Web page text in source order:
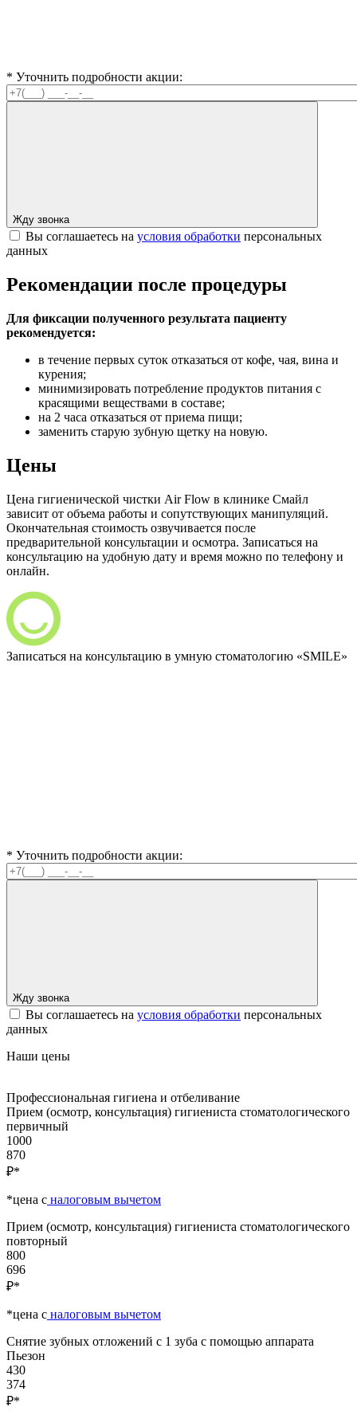
* Уточнить подробности акции:
Жду звонка
Вы соглашаетесь на условия обработки персональных
данных
Рекомендации после процедуры
Для фиксации полученного результата пациенту
рекомендуется:
в течение первых суток отказаться от кофе, чая, вина и
курения;
минимизировать потребление продуктов питания с
красящими веществами в составе;
на 2 часа отказаться от приема пищи;
заменить старую зубную щетку на новую.
Цены
Цена гигиенической чистки Air Flow в клинике Смайл
зависит от объема работы и сопутствующих манипуляций.
Окончательная стоимость озвучивается после
предварительной консультации и осмотра. Записаться на
консультацию на удобную дату и время можно по телефону и
онлайн.
Записаться на консультацию в умную стоматологию «SMILE»
* Уточнить подробности акции:
Жду звонка
Вы соглашаетесь на условия обработки персональных
данных
Наши цены
Профессиональная гигиена и отбеливание
Прием (осмотр, консультация) гигиениста стоматологического
первичный
1000
870
₽*
*цена c налоговым вычетом
Прием (осмотр, консультация) гигиениста стоматологического
повторный
800
696
₽*
*цена c налоговым вычетом
Снятие зубных отложений с 1 зуба с помощью аппарата
Пьезон
430
374
₽*